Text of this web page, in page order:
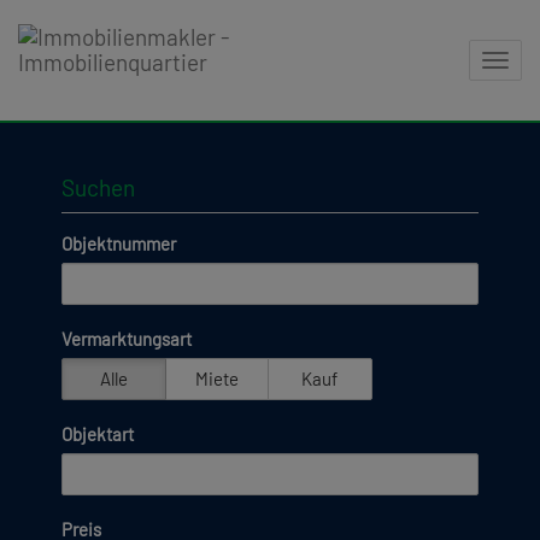
Suchen
Objektnummer
Vermarktungsart
Alle
Miete Kauf
Objektart
Preis